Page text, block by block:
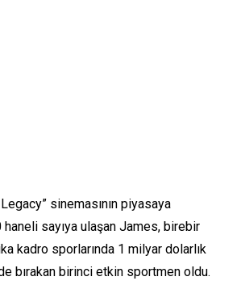
sinemasının piyasaya
sayıya ulaşan James, birebir
kadro sporlarında 1 milyar dolarlık
bırakan birinci etkin sportmen oldu.